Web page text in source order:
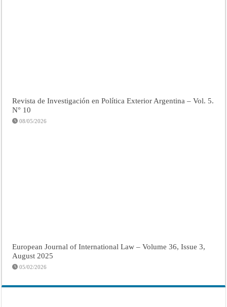
Revista de Investigación en Política Exterior Argentina – Vol. 5.
N° 10
08/05/2026
European Journal of International Law – Volume 36, Issue 3,
August 2025
05/02/2026